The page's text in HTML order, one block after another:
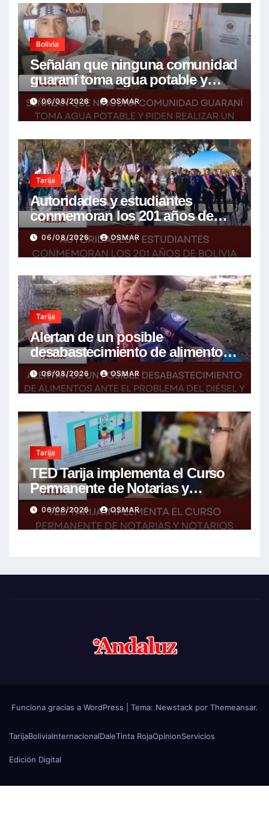
Bolivia
Señalan que ninguna comunidad
guaraní toma agua potable y
piden realizar un Foro para
resolver la problemática
06/08/2026 OSMAR
Tarija
Autoridades y estudiantes
conmemoran los 201 años de
Bolivia con la esperanza de un
mejor futuro
06/08/2026 OSMAR
Tarija
Alertan de un posible
desabastecimiento de alimentos
ante el problema del diésel y el
encarecimiento de insumos
agrícolas
06/08/2026 OSMAR
Tarija
TED Tarija implementa el Curso
Permanente de Notarias y
Notarios Electorales 2026
06/08/2026 OSMAR
Funciona gracias a WordPress Tema: Newstackpor Themeansar.
TarijaBoliviaInternacionalDaleTinta RojaOpinionServicios
Edición Digital